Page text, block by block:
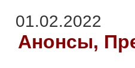
01.02.2022
Анонсы,